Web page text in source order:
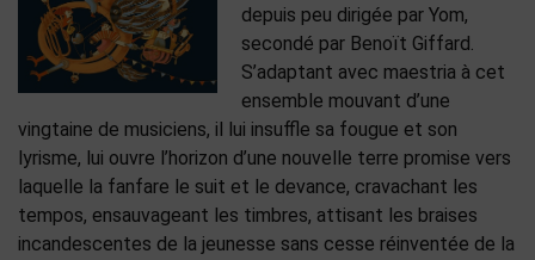
depuis peu dirigée par Yom,
secondé par Benoït Giffard.
S’adaptant avec maestria à cet
ensemble mouvant d’une
vingtaine de musiciens, il lui insuffle sa fougue et son
lyrisme, lui ouvre l’horizon d’une nouvelle terre promise vers
laquelle la fanfare le suit et le devance, cravachant les
tempos, ensauvageant les timbres, attisant les braises
incandescentes de la jeunesse sans cesse réinventée de la